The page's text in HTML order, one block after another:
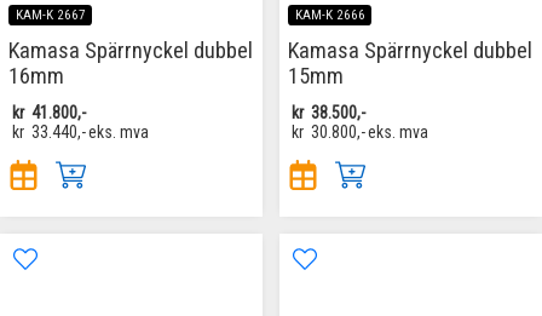
KAM-K 2667
Kamasa Spärrnyckel dubbel
16mm
kr 41.800,-
kr 33.440,-eks. mva
KAM-K 2666
Kamasa Spärrnyckel dubbel
15mm
kr 38.500,-
kr 30.800,-eks. mva